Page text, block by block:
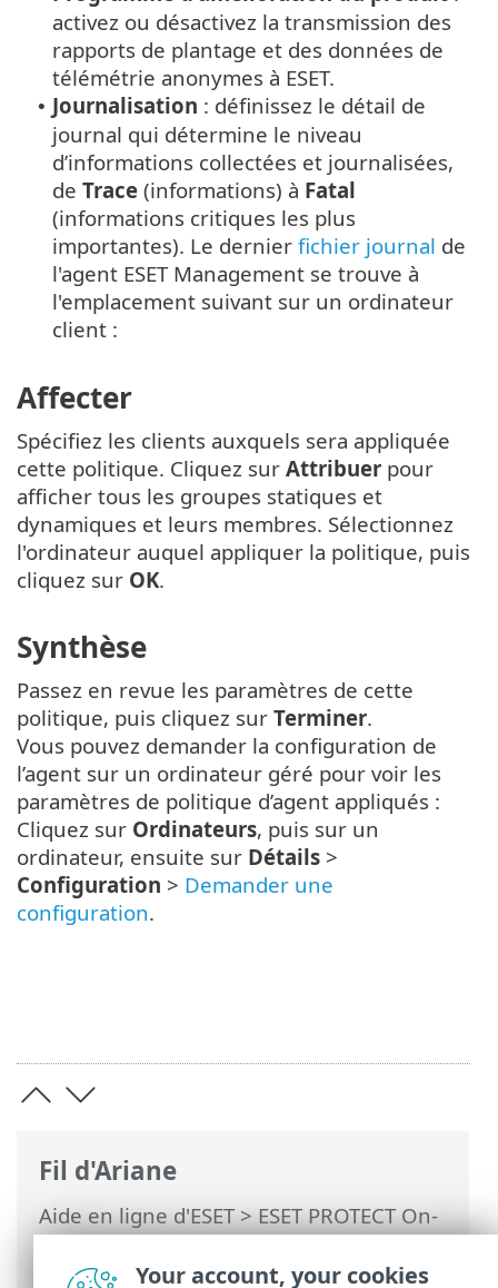
Fil d'Ariane
Aide en ligne d'ESET>ESET PROTECT On-
Prem>Démarrer>Déploiement de
l’agent ESET Management > Paramètres
activez ou désactivez la transmission des
rapports de plantage et des données de
télémétrie anonymes à ESET.
• Journalisation : définissez le détail de
journal qui détermine le niveau
d’informations collectées et journalisées,
de Trace (informations) à Fatal
(informations critiques les plus
importantes). Le dernier fichier journal de
l'agent ESET Management se trouve à
l'emplacement suivant sur un ordinateur
client :
Affecter
Spécifiez les clients auxquels sera appliquée
cette politique. Cliquez sur Attribuer pour
afficher tous les groupes statiques et
dynamiques et leurs membres. Sélectionnez
l'ordinateur auquel appliquer la politique, puis
cliquez sur OK.
Synthèse
Passez en revue les paramètres de cette
politique, puis cliquez sur Terminer.
Vous pouvez demander la configuration de
l’agent sur un ordinateur géré pour voir les
paramètres de politique d’agent appliqués :
Cliquez sur Ordinateurs, puis sur un
ordinateur, ensuite sur Détails >
Configuration > Demander une
configuration.
Your account, your cookies